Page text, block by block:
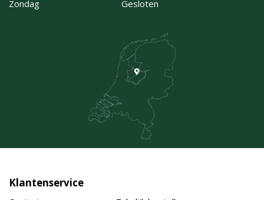
Zondag
Gesloten
Klantenservice